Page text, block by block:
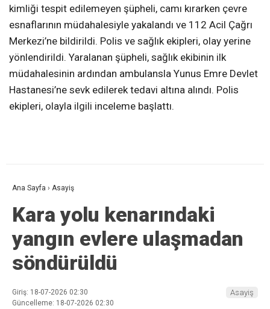
kimliği tespit edilemeyen şüpheli, camı kırarken çevre
esnaflarının müdahalesiyle yakalandı ve 112 Acil Çağrı
Merkezi’ne bildirildi. Polis ve sağlık ekipleri, olay yerine
yönlendirildi. Yaralanan şüpheli, sağlık ekibinin ilk
müdahalesinin ardından ambulansla Yunus Emre Devlet
Hastanesi’ne sevk edilerek tedavi altına alındı. Polis
ekipleri, olayla ilgili inceleme başlattı.
Ana Sayfa › Asayiş
Kara yolu kenarındaki
yangın evlere ulaşmadan
söndürüldü
Giriş: 18-07-2026 02:30
Güncelleme: 18-07-2026 02:30
Asayiş